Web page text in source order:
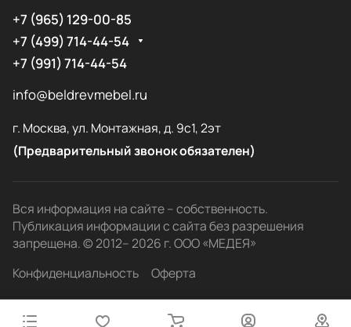
+7 (965) 129-00-85
+7 (499) 714-44-54
+7 (991) 714-44-54
info@beldrevmebel.ru
г. Москва, ул. Монтажная, д. 9с1, 2эт
(Предварительный звонок обязателен)
Вся информация на сайте – собственность.
Публикация информации с сайта без разрешения
запрещена. © 2012– 2026 г. ООО «МЕДЕЯ»
Конфиденциальность
Оферта